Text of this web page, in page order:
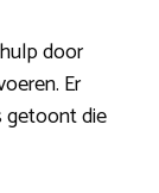
door
Er
getoont die